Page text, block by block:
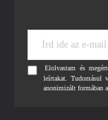
az
e-
Elolvastam és
leírtakat. Tudomásul
anonimizált formában